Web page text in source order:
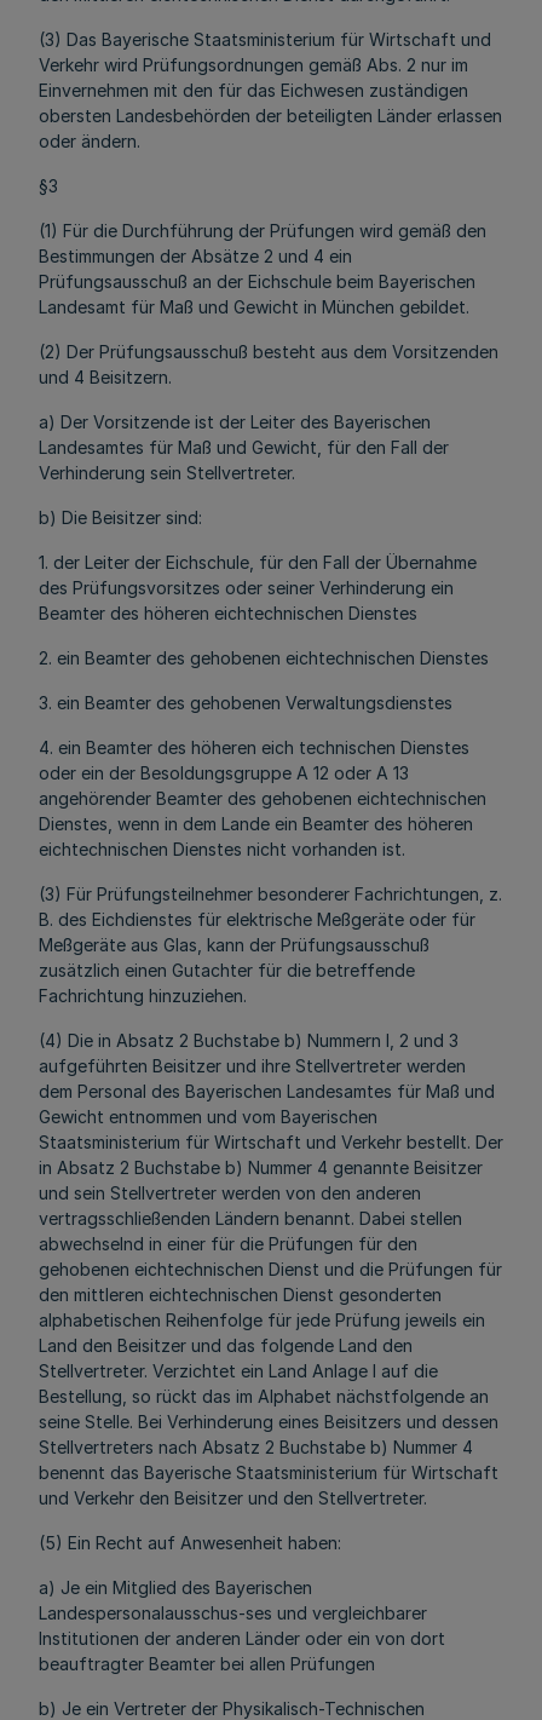
(3) Das Bayerische Staatsministerium für Wirtschaft und
Verkehr wird Prüfungsordnungen gemäß Abs. 2 nur im
Einvernehmen mit den für das Eichwesen zuständigen
obersten Landesbehörden der beteiligten Länder erlassen
oder ändern.
§3
(1) Für die Durchführung der Prüfungen wird gemäß den
Bestimmungen der Absätze 2 und 4 ein
Prüfungsausschuß an der Eichschule beim Bayerischen
Landesamt für Maß und Gewicht in München gebildet.
(2) Der Prüfungsausschuß besteht aus dem Vorsitzenden
und 4 Beisitzern.
a) Der Vorsitzende ist der Leiter des Bayerischen
Landesamtes für Maß und Gewicht, für den Fall der
Verhinderung sein Stellvertreter.
b) Die Beisitzer sind:
1. der Leiter der Eichschule, für den Fall der Übernahme
des Prüfungsvorsitzes oder seiner Verhinderung ein
Beamter des höheren eichtechnischen Dienstes
2. ein Beamter des gehobenen eichtechnischen Dienstes
3. ein Beamter des gehobenen Verwaltungsdienstes
4. ein Beamter des höheren eich technischen Dienstes
oder ein der Besoldungsgruppe A 12 oder A 13
angehörender Beamter des gehobenen eichtechnischen
Dienstes, wenn in dem Lande ein Beamter des höheren
eichtechnischen Dienstes nicht vorhanden ist.
(3) Für Prüfungsteilnehmer besonderer Fachrichtungen, z.
B. des Eichdienstes für elektrische Meßgeräte oder für
Meßgeräte aus Glas, kann der Prüfungsausschuß
zusätzlich einen Gutachter für die betreffende
Fachrichtung hinzuziehen.
(4) Die in Absatz 2 Buchstabe b) Nummern l, 2 und 3
aufgeführten Beisitzer und ihre Stellvertreter werden
dem Personal des Bayerischen Landesamtes für Maß und
Gewicht entnommen und vom Bayerischen
Staatsministerium für Wirtschaft und Verkehr bestellt. Der
in Absatz 2 Buchstabe b) Nummer 4 genannte Beisitzer
und sein Stellvertreter werden von den anderen
vertragsschließenden Ländern benannt. Dabei stellen
abwechselnd in einer für die Prüfungen für den
gehobenen eichtechnischen Dienst und die Prüfungen für
den mittleren eichtechnischen Dienst gesonderten
alphabetischen Reihenfolge für jede Prüfung jeweils ein
Land den Beisitzer und das folgende Land den
Stellvertreter. Verzichtet ein Land Anlage l auf die
Bestellung, so rückt das im Alphabet nächstfolgende an
seine Stelle. Bei Verhinderung eines Beisitzers und dessen
Stellvertreters nach Absatz 2 Buchstabe b) Nummer 4
benennt das Bayerische Staatsministerium für Wirtschaft
und Verkehr den Beisitzer und den Stellvertreter.
(5) Ein Recht auf Anwesenheit haben:
a) Je ein Mitglied des Bayerischen
Landespersonalausschus-ses und vergleichbarer
Institutionen der anderen Länder oder ein von dort
beauftragter Beamter bei allen Prüfungen
b) Je ein Vertreter der Physikalisch-Technischen